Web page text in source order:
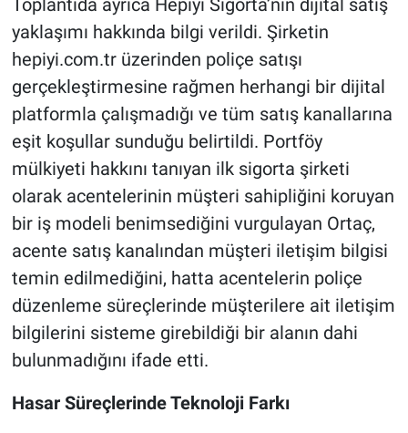
Toplantıda ayrıca Hepiyi Sigorta’nın dijital satış
yaklaşımı hakkında bilgi verildi. Şirketin
hepiyi.com.tr üzerinden poliçe satışı
gerçekleştirmesine rağmen herhangi bir dijital
platformla çalışmadığı ve tüm satış kanallarına
eşit koşullar sunduğu belirtildi. Portföy
mülkiyeti hakkını tanıyan ilk sigorta şirketi
olarak acentelerinin müşteri sahipliğini koruyan
bir iş modeli benimsediğini vurgulayan Ortaç,
acente satış kanalından müşteri iletişim bilgisi
temin edilmediğini, hatta acentelerin poliçe
düzenleme süreçlerinde müşterilere ait iletişim
bilgilerini sisteme girebildiği bir alanın dahi
bulunmadığını ifade etti.
Hasar Süreçlerinde Teknoloji Farkı